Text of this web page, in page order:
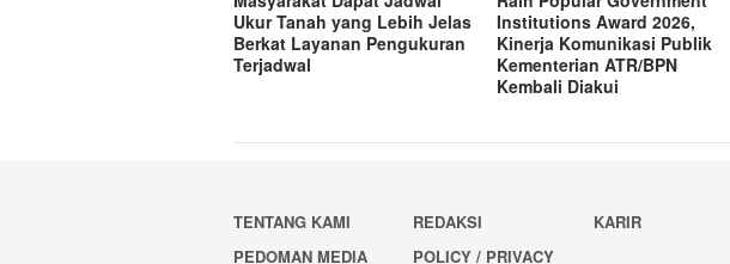
Ukur Tanah yang Lebih Jelas
Berkat Layanan Pengukuran
Terjadwal
Institutions Award 2026,
Kinerja Komunikasi Publik
Kementerian ATR/BPN
Kembali Diakui
TENTANG KAMI REDAKSI
KARIR
PEDOMAN MEDIA
POLICY / PRIVACY